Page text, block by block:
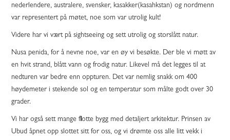
nederlendere, australere, svensker, kasakker(kasahkstan) og nordmenn
var representert på møtet, noe som var utrolig kult!
Videre har vi vært på sightseeing og sett utrolig og storslått natur.
Nusa penida, for å nevne noe, var en øy vi besøkte. Der ble vi møtt av
en hvit strand, blått vann og frodig natur. Likevel må det legges til at
nedturen var bedre enn oppturen. Det var nemlig snakk om 400
høydemeter i stekende sol og en temperatur som målte godt over 30
grader.
Vi har også sett mange flotte bygg med detaljert arkitektur. Prinsen av
Ubud åpnet opp slottet sitt for oss, og vi drømte oss alle litt vekk i